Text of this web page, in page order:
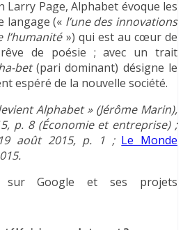
Larry Page, Alphabet évoque les
langage (« l’une des innovations
l’humanité ») qui est au cœur de
de poésie ; avec un trait
bet(pari dominant) désigne le
espéré de la nouvelle société.
Alphabet » (Jérôme Marin),
p. 8 (Économie et entreprise) ;
août 2015, p. 1 ; Le Monde
sur Google et ses projets